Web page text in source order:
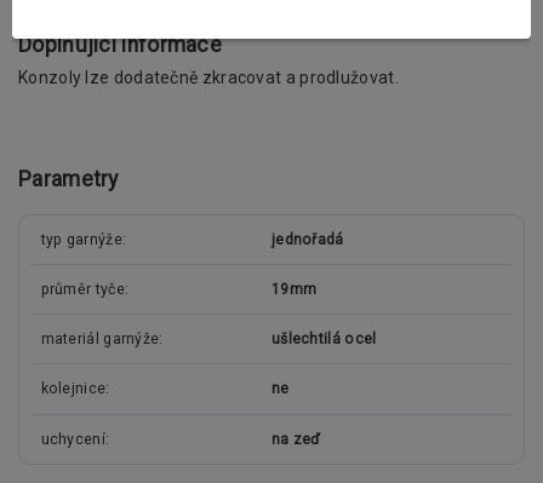
Doplňující informace
Konzoly lze dodatečně zkracovat a prodlužovat.
Parametry
typ garnýže jednořadá
průměr tyče 19mm
materiál garnýže ušlechtilá ocel
kolejnice ne
uchycení na zeď